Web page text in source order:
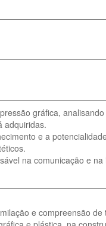
gráfica, analisando
adquiridas.
e a
na comunicação e na
e compreensão de